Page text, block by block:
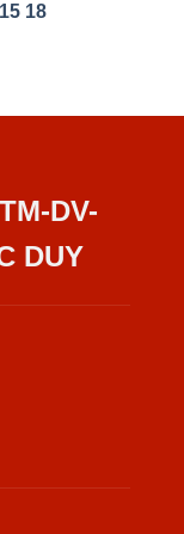
18
DV-
DUY